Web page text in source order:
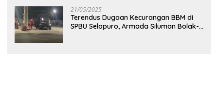
21/05/2025
Terendus Dugaan Kecurangan BBM di
SPBU Selopuro, Armada Siluman Bolak-